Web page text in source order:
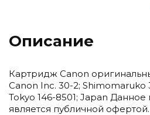
Описание
Картридж Canon
Canon Inc. 30-2;
Tokyo 146-8501; Japan
является публичной офертой.